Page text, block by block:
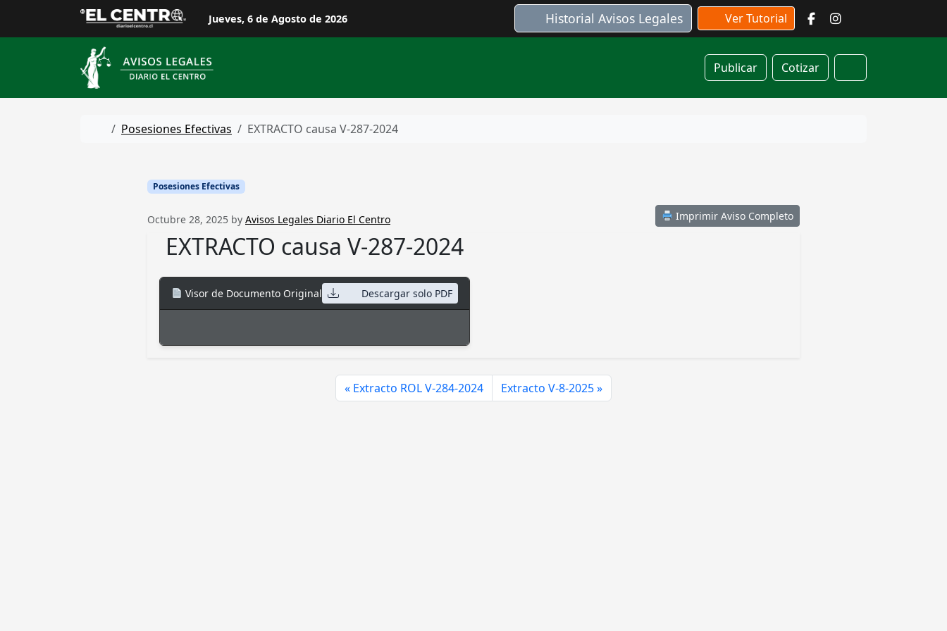
Jueves, 6 de Agosto de 2026 Historial Avisos Legales Ver Tutorial
Publicar Cotizar
Cart
Home
Posesiones Efectivas EXTRACTO causa V-287-2024
Posesiones Efectivas
Octubre 28, 2025 by Avisos Legales Diario El Centro Imprimir Aviso Completo
EXTRACTO causa V-287-2024
Visor de Documento Original Descargar solo PDF
Extracto ROL V-284-2024 Extracto V-8-2025